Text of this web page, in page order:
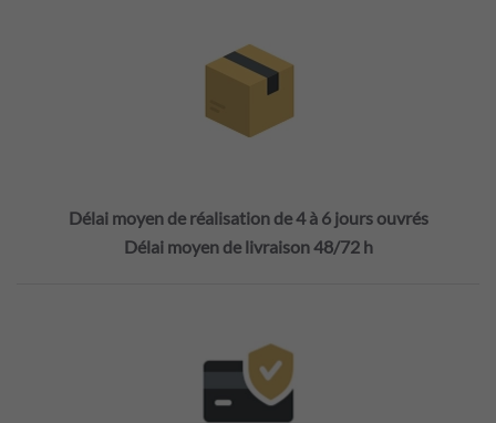
Délai moyen de réalisation de 4 à 6 jours ouvrés
Délai moyen de livraison 48/72 h